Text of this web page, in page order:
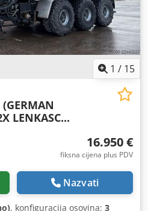
1 / 15
LENKASC...
16.950 €
fiksna cijena plus PDV
Nazvati
, konfiguracija osovina: 3